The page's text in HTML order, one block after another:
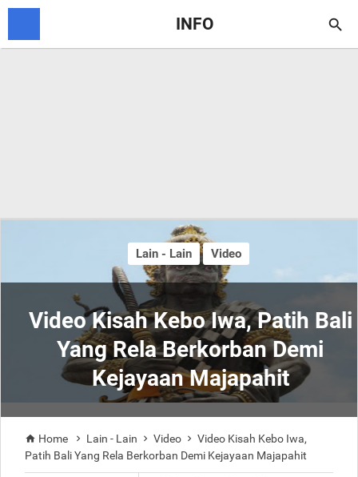
INFO 
Video Kisah Kebo Iwa, Patih Bali
Yang Rela Berkorban Demi
Kejayaan Majapahit
Lain - Lain Video
 Home  Lain - Lain  Video  Video Kisah Kebo Iwa,
Patih Bali Yang Rela Berkorban Demi Kejayaan Majapahit